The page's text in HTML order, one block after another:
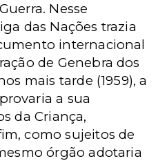
Nesse
das Nações trazia
internacional
de Genebra dos
mais tarde (1959), a
a sua
da Criança,
como sujeitos de
órgão adotaria